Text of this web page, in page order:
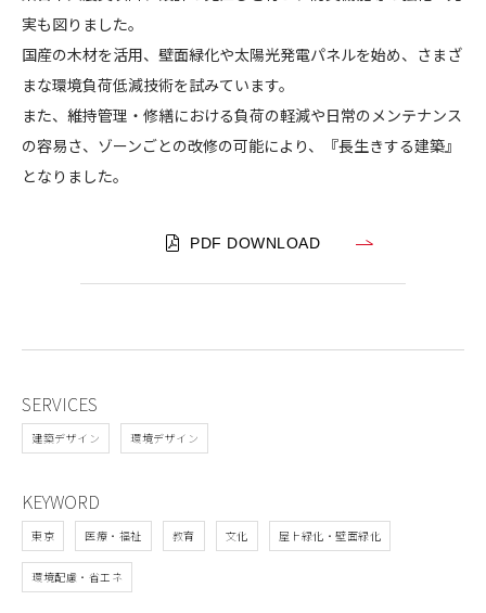
実も図りました。
国産の木材を活用、壁面緑化や太陽光発電パネルを始め、さまざ
まな環境負荷低減技術を試みています。
また、維持管理・修繕における負荷の軽減や日常のメンテナンス
の容易さ、ゾーンごとの改修の可能により、『長生きする建築』
となりました。
PDF DOWNLOAD
SERVICES
建築デザイン 環境デザイン
KEYWORD
東京 医療・福祉 教育 文化 屋上緑化・壁面緑化
環境配慮・省エネ